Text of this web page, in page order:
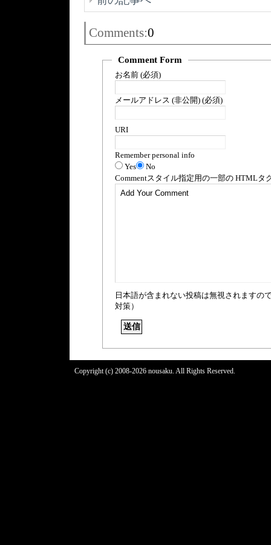
Comments:0
Comment Form
お名前 (必須)
メールアドレス (非公開) (必須)
URI
Remember personal info
Yes
No
Commentスタイル指定用の一部の HTMLタ
日本語が含まれない投稿は無視されますの
対策）
Copyright (c) 2008-2026 nousaku. All Rights Reserved.